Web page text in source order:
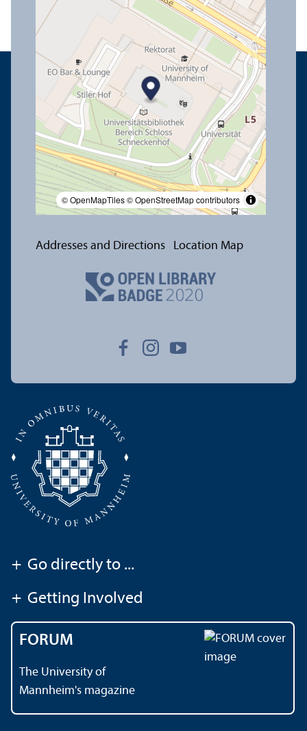
© OpenMapTiles© OpenStreetMap contributors
Addresses and Directions Location Map
+ Go directly to ...
+ Getting Involved
FORUM
The University of
Mannheim's magazine